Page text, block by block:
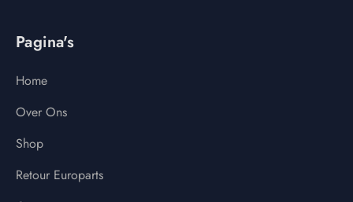
Pagina's
Home
Over Ons
Shop
Retour Europarts